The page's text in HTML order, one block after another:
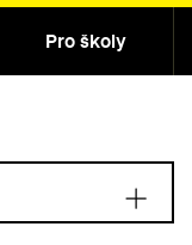
Pro školy